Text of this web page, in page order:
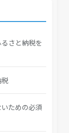
さと納税を
ための必須